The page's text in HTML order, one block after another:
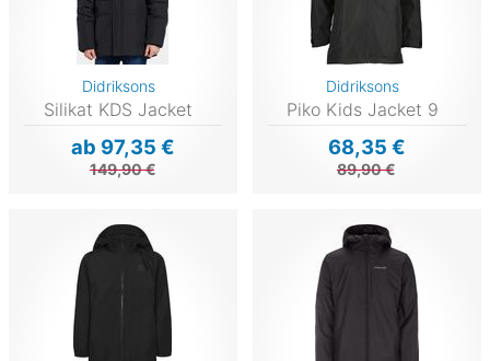
Didriksons
Silikat KDS Jacket
ab 97,35 €
149,90 €
Didriksons
Piko Kids Jacket 9
68,35 €
89,90 €